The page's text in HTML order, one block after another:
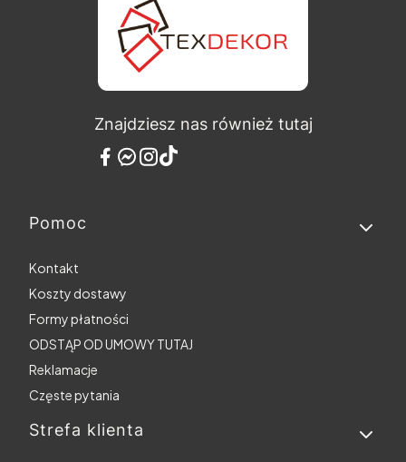
Znajdziesz nas również tutaj
Linki w stopce
Pomoc
Kontakt
Koszty dostawy
Formy płatności
ODSTĄP OD UMOWY TUTAJ
Reklamacje
Częste pytania
Strefa klienta